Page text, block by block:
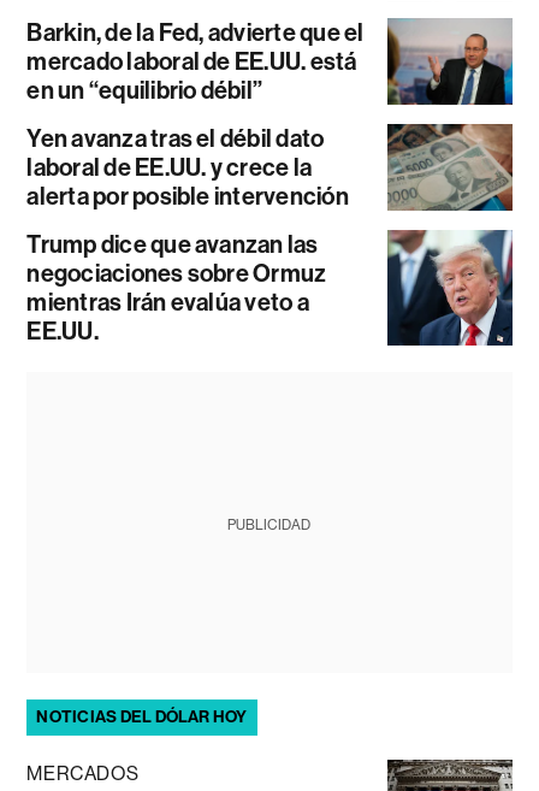
Barkin, de la Fed, advierte que el
mercado laboral de EE.UU. está
en un “equilibrio débil”
Yen avanza tras el débil dato
laboral de EE.UU. y crece la
alerta por posible intervención
Trump dice que avanzan las
negociaciones sobre Ormuz
mientras Irán evalúa veto a
EE.UU.
PUBLICIDAD
NOTICIAS DEL DÓLAR HOY
MERCADOS